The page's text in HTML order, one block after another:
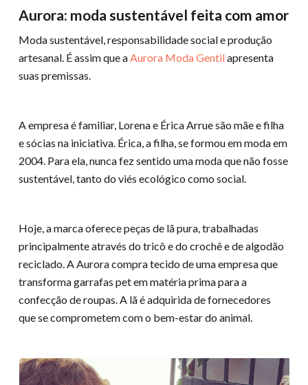
Aurora: moda sustentável feita com amor
Moda sustentável, responsabilidade social e produção
artesanal. É assim que aAurora Moda Gentilapresenta
suas premissas.
A empresa é familiar, Lorena e Érica Arrue são mãe e filha
e sócias na iniciativa. Érica, a filha, se formou em moda em
2004. Para ela, nunca fez sentido uma moda que não fosse
sustentável, tanto do viés ecológico como social.
Hoje, a marca oferece peças de lã pura, trabalhadas
principalmente através do tricô e do crochê e de algodão
reciclado. A Aurora compra tecido de uma empresa que
transforma garrafas pet em matéria prima para a
confecção de roupas. A lã é adquirida de fornecedores
que se comprometem com o bem-estar do animal.